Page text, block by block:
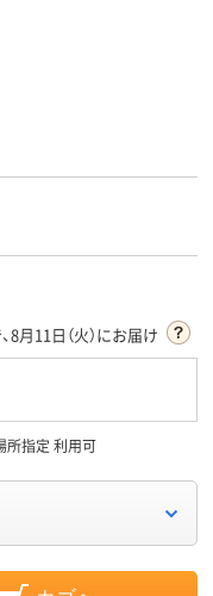
8月11日（火）にお届け
所指定 利用可